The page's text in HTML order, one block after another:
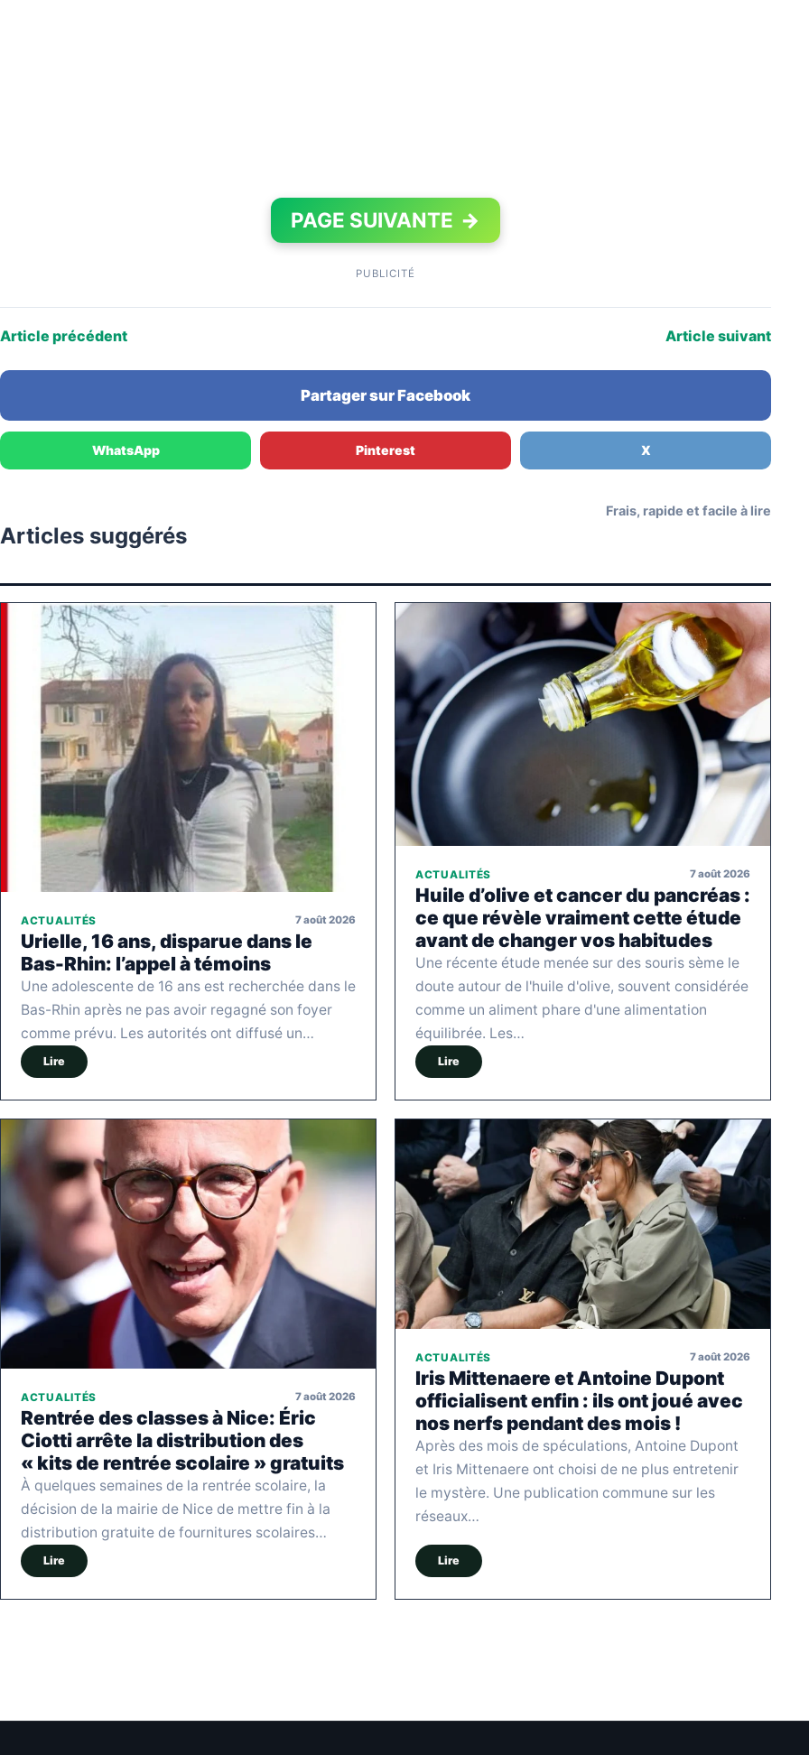
PAGE SUIVANTE →
PUBLICITÉ
Article précédent Article suivant
Partager sur Facebook
WhatsApp Pinterest X
Articles suggérés
Frais, rapide et facile à lire
ACTUALITÉS 7 août 2026
Urielle, 16 ans, disparue dans le
Bas-Rhin: l’appel à témoins
Une adolescente de 16 ans est recherchée dans le
Bas-Rhin après ne pas avoir regagné son foyer
comme prévu. Les autorités ont diffusé un…
Lire
ACTUALITÉS 7 août 2026
Huile d’olive et cancer du pancréas :
ce que révèle vraiment cette étude
avant de changer vos habitudes
Une récente étude menée sur des souris sème le
doute autour de l'huile d'olive, souvent considérée
comme un aliment phare d'une alimentation
équilibrée. Les…
Lire
ACTUALITÉS 7 août 2026
Rentrée des classes à Nice: Éric
Ciotti arrête la distribution des
« kits de rentrée scolaire » gratuits
À quelques semaines de la rentrée scolaire, la
décision de la mairie de Nice de mettre fin à la
distribution gratuite de fournitures scolaires…
Lire
ACTUALITÉS 7 août 2026
Iris Mittenaere et Antoine Dupont
officialisent enfin : ils ont joué avec
nos nerfs pendant des mois !
Après des mois de spéculations, Antoine Dupont
et Iris Mittenaere ont choisi de ne plus entretenir
le mystère. Une publication commune sur les
réseaux…
Lire